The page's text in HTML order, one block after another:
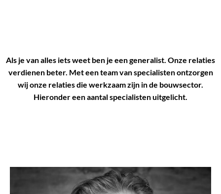
Als je van alles iets weet ben je een generalist. Onze relaties
verdienen beter. Met een team van specialisten ontzorgen
wij onze relaties die werkzaam zijn in de bouwsector.
Hieronder een aantal specialisten uitgelicht.